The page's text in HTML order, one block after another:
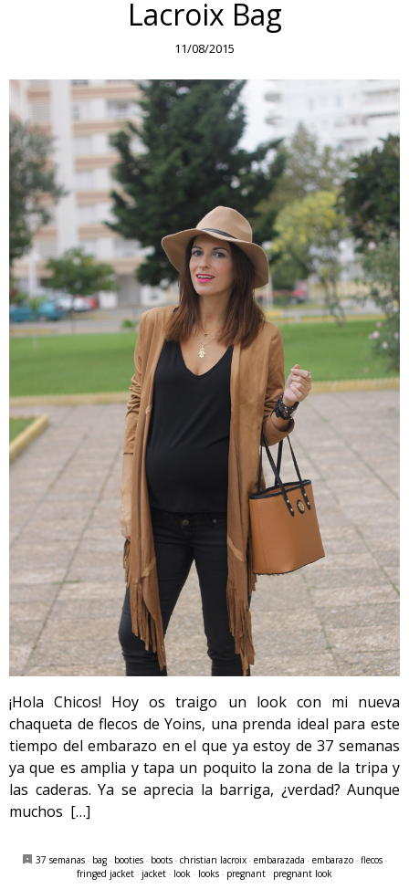
Lacroix Bag
11/08/2015
¡Hola Chicos! Hoy os traigo un look con mi nueva
chaqueta de flecos de Yoins, una prenda ideal para este
tiempo del embarazo en el que ya estoy de 37 semanas
ya que es amplia y tapa un poquito la zona de la tripa y
las caderas. Ya se aprecia la barriga, ¿verdad? Aunque
muchos […]
37 semanas · bag · booties · boots · christian lacroix · embarazada · embarazo · flecos ·
fringed jacket · jacket · look · looks · pregnant · pregnant look